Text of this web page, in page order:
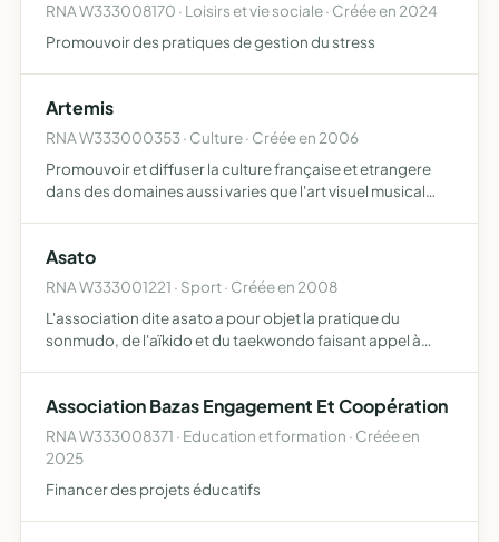
RNA W333008170 · Loisirs et vie sociale · Créée en 2024
Promouvoir des pratiques de gestion du stress
Artemis
RNA W333000353 · Culture · Créée en 2006
Promouvoir et diffuser la culture française et etrangere
dans des domaines aussi varies que l'art visuel musical
Asato
RNA W333001221 · Sport · Créée en 2008
L'association dite asato a pour objet la pratique du
sonmudo, de l'aïkido et du taekwondo faisant appel à
sp…
Association Bazas Engagement Et Coopération
RNA W333008371 · Education et formation · Créée en
2025
Financer des projets éducatifs